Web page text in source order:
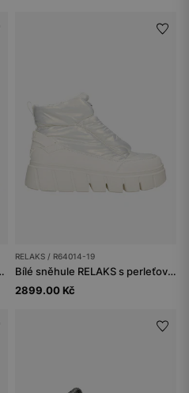
RELAKS
RELAKS / R64014-19
Bílé sněhule RELAKS s perleťovým leskem
2899.00 Kč